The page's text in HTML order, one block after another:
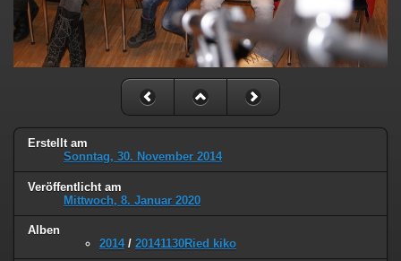
Erstellt am
Sonntag, 30. November 2014
Veröffentlicht am
Mittwoch, 8. Januar 2020
Alben
2014/ 20141130Ried kiko